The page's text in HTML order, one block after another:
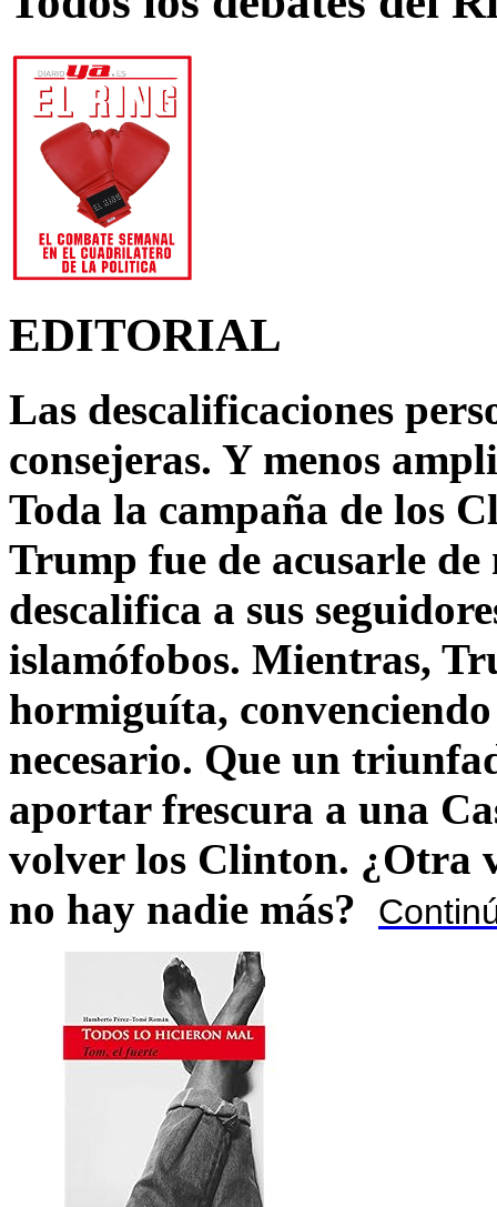
EDITORIAL
Las descalificaciones
consejeras. Y menos
Toda la campaña de los
Trump fue de acusarle
descalifica a sus
islamófobos. Mientras,
hormiguíta,
necesario. Que un
aportar frescura a una
volver los Clinton. ¿Otra
no hay nadie más?